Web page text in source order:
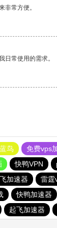
非常方便。
日常使用的需求。
鸟 免费vps
快鸭VPN
加速器 雷霆
快鸭加速器
起飞加速器